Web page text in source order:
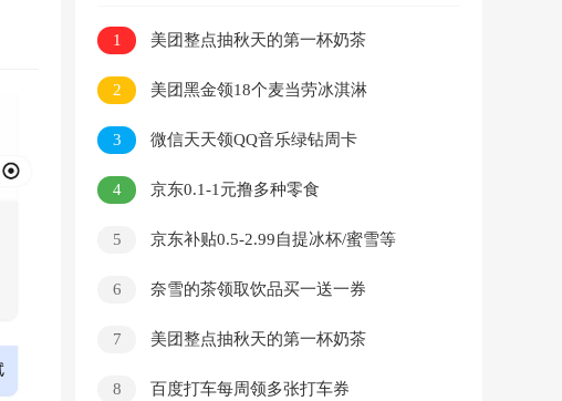
1 美团整点抽秋天的第一杯奶茶
2 美团黑金领18个麦当劳冰淇淋
3 微信天天领QQ音乐绿钻周卡
4 京东0.1-1元撸多种零食
5 京东补贴0.5-2.99自提冰杯/蜜雪等
6 奈雪的茶领取饮品买一送一券
7 美团整点抽秋天的第一杯奶茶
8 百度打车每周领多张打车券